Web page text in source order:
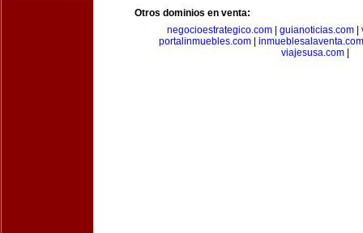
Otros dominios en venta:
negocioestrategico.com| guianoticias.com|
portalinmuebles.com
inmueblesalaventa.com
viajesusa.com